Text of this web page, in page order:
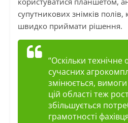
супутникових знімків
швидко приймати рішення.
“Оскільки
сучасних
змінюється,
цій області теж
збільшується
грамотності